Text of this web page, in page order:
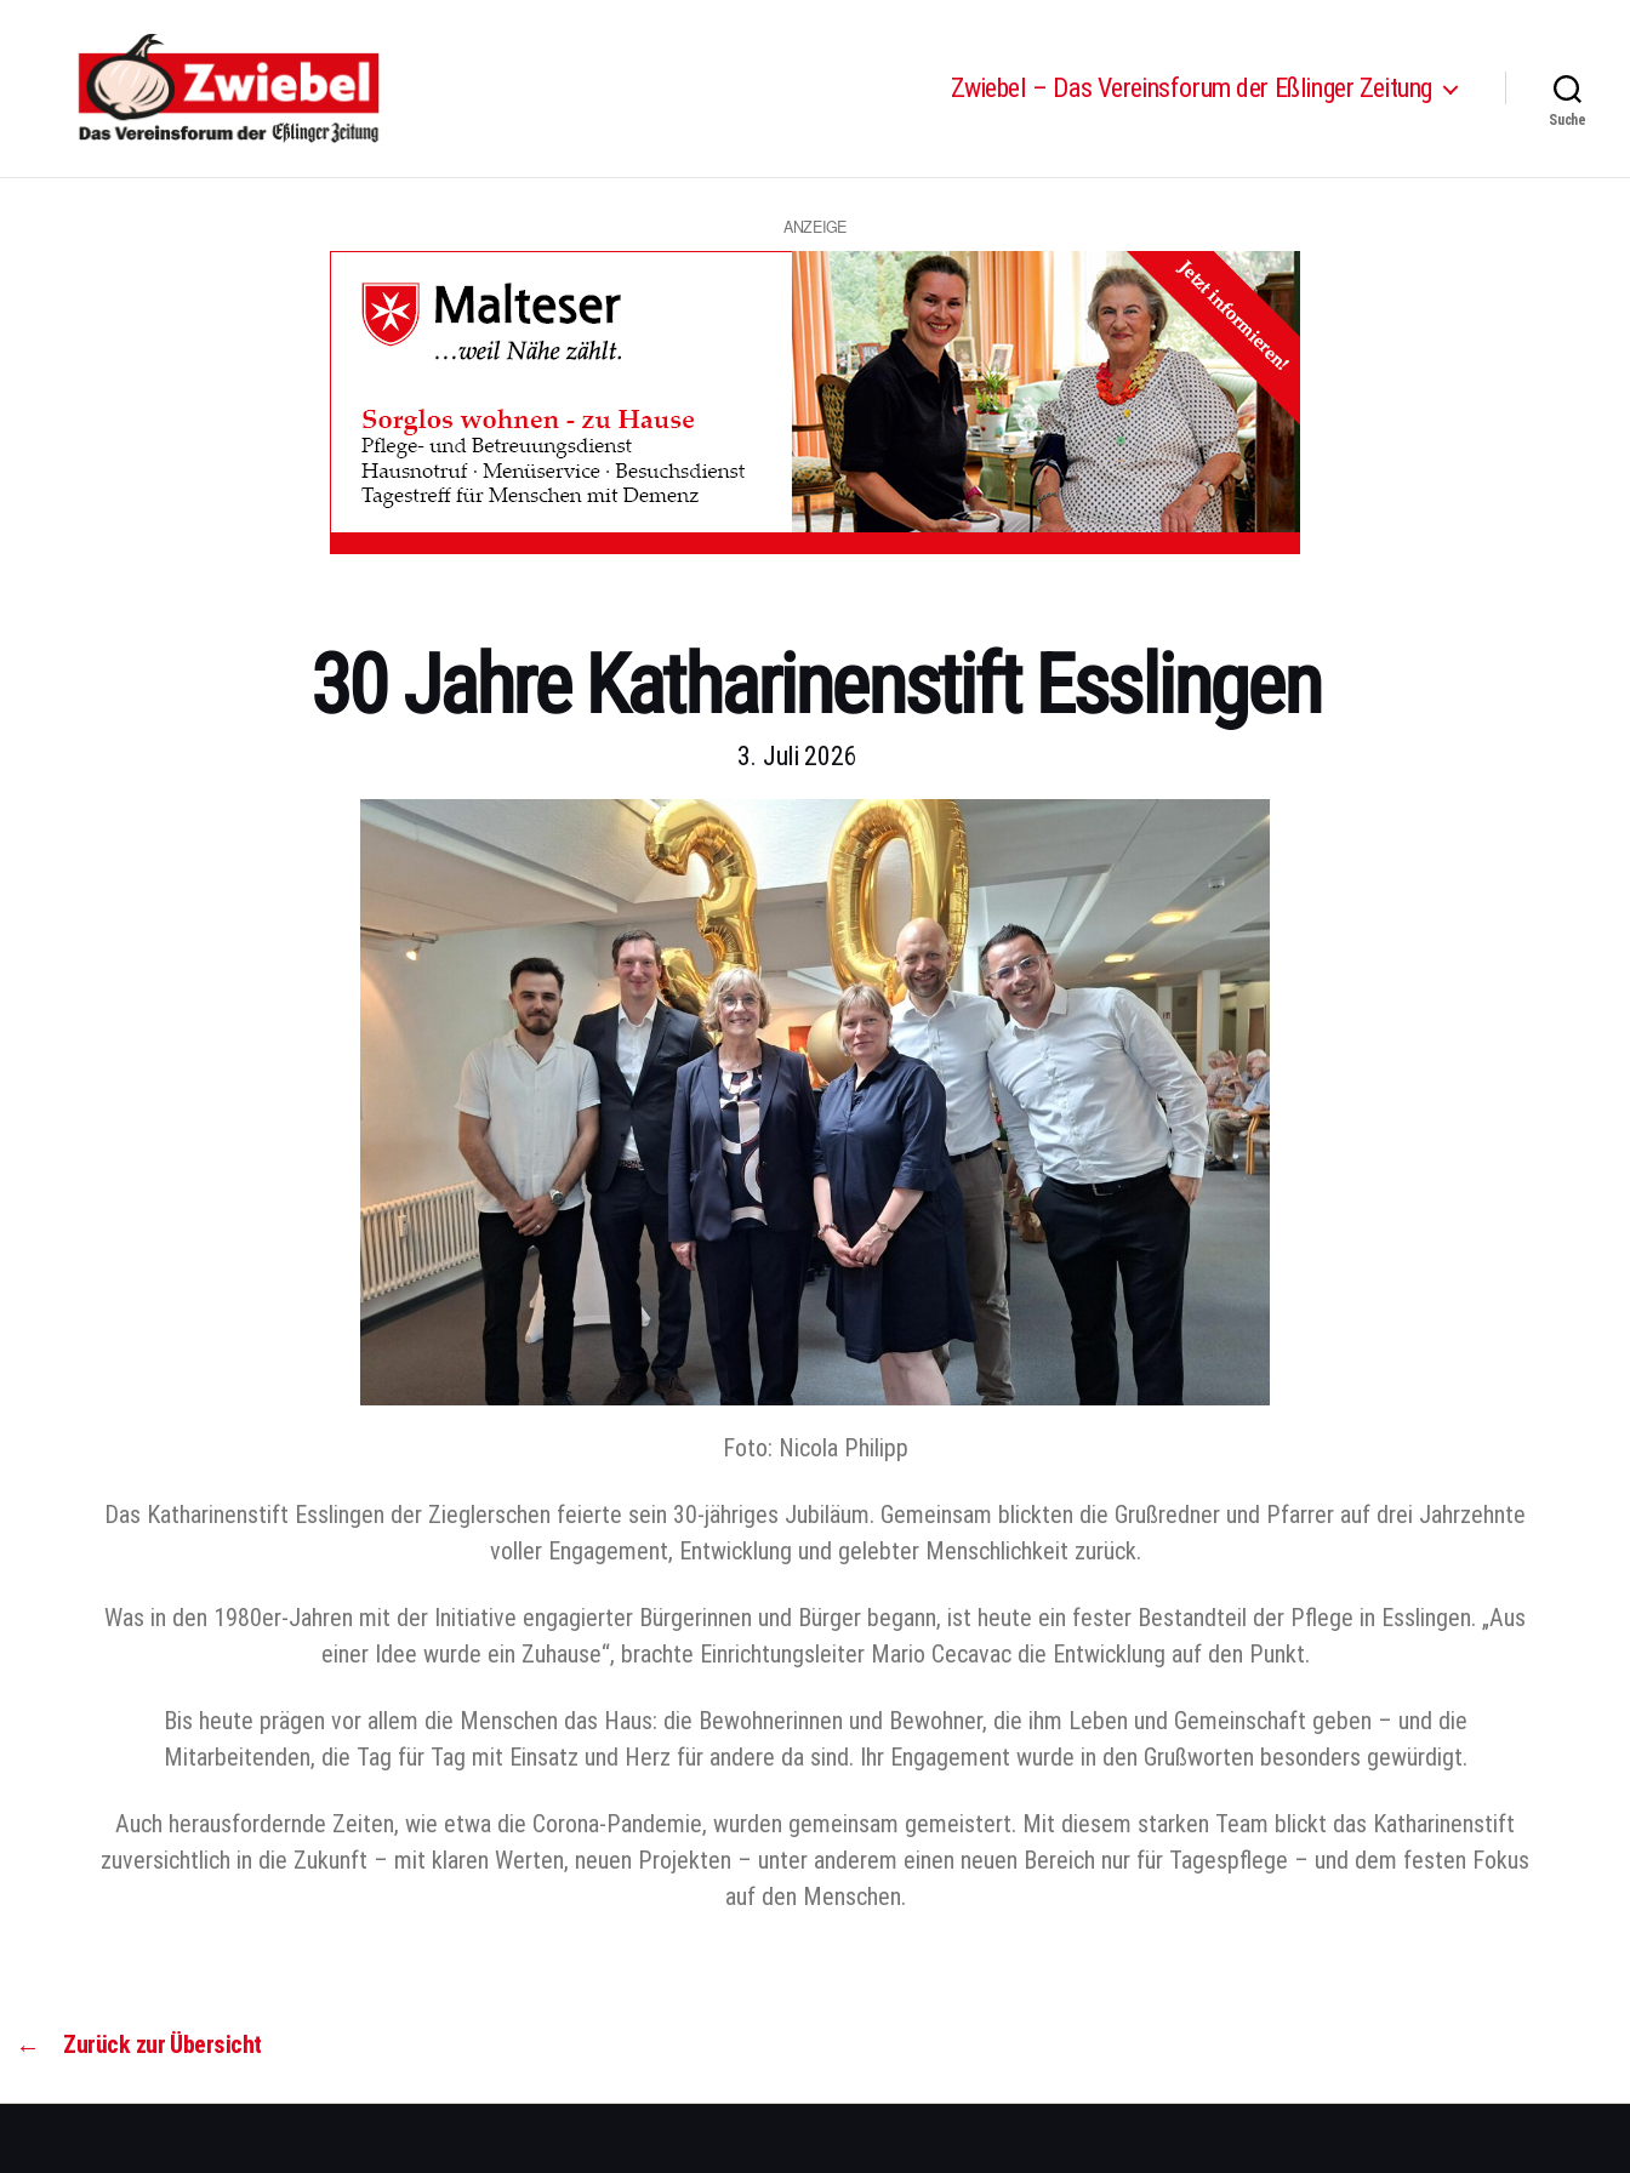
-
Zwiebel – Das Vereinsforum der Eßlinger Zeitung
Suche
ANZEIGE
30 Jahre Katharinenstift Esslingen
3. Juli 2026
Foto: Nicola Philipp
Das Katharinenstift Esslingen der Zieglerschen feierte sein 30-jähriges Jubiläum. Gemeinsam blickten die Grußredner und Pfarrer auf drei Jahrzehnte
voller Engagement, Entwicklung und gelebter Menschlichkeit zurück.
Was in den 1980er-Jahren mit der Initiative engagierter Bürgerinnen und Bürger begann, ist heute ein fester Bestandteil der Pflege in Esslingen. „Aus
einer Idee wurde ein Zuhause“, brachte Einrichtungsleiter Mario Cecavac die Entwicklung auf den Punkt.
Bis heute prägen vor allem die Menschen das Haus: die Bewohnerinnen und Bewohner, die ihm Leben und Gemeinschaft geben – und die
Mitarbeitenden, die Tag für Tag mit Einsatz und Herz für andere da sind. Ihr Engagement wurde in den Grußworten besonders gewürdigt.
Auch herausfordernde Zeiten, wie etwa die Corona-Pandemie, wurden gemeinsam gemeistert. Mit diesem starken Team blickt das Katharinenstift
zuversichtlich in die Zukunft – mit klaren Werten, neuen Projekten – unter anderem einen neuen Bereich nur für Tagespflege – und dem festen Fokus
auf den Menschen.
← Zurück zur Übersicht